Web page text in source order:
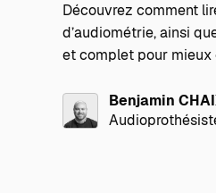
Découvrez comment
d’audiométrie, ainsi
et complet pour mieux
Benjamin